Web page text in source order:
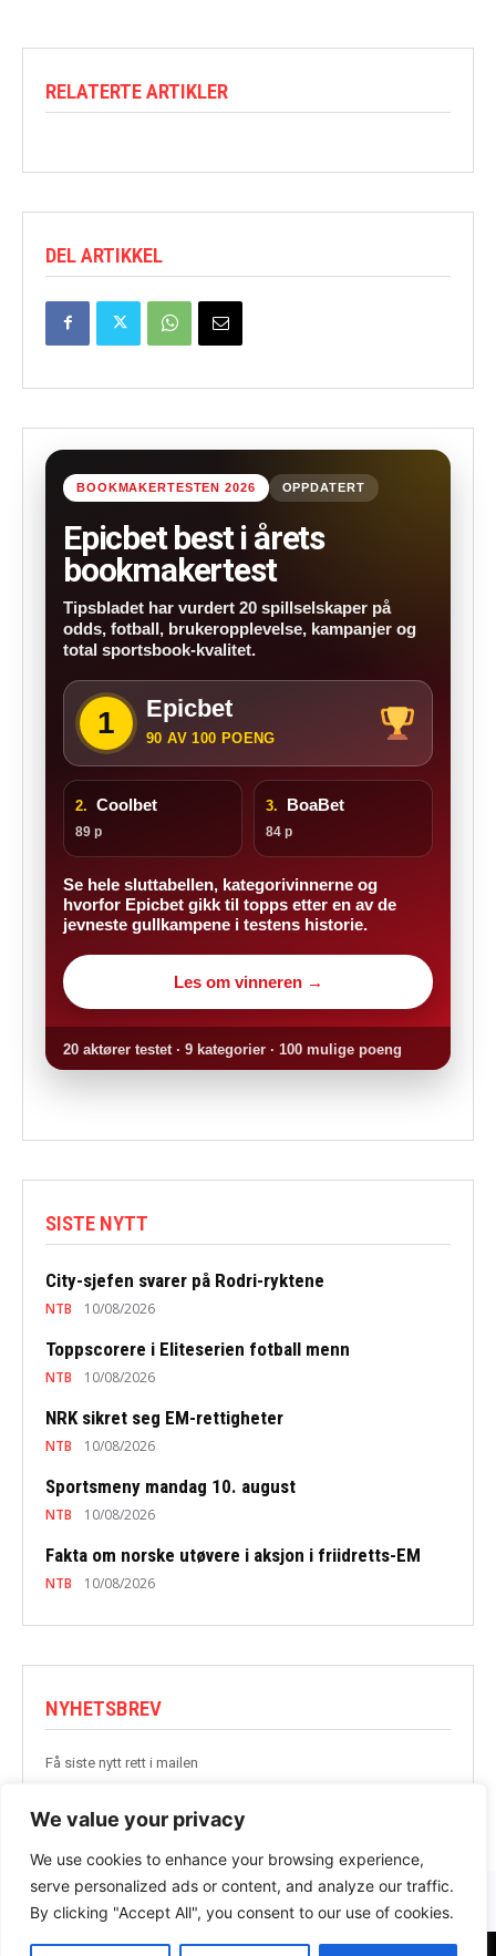
We value your privacy
We use cookies to enhance your browsing experience,
serve personalized ads or content, and analyze our traffic.
By clicking "Accept All", you consent to our use of cookies.
RELATERTE ARTIKLER
DEL ARTIKKEL
BOOKMAKERTESTEN 2026 OPPDATERT
Epicbet best i årets
bookmakertest
Tipsbladet har vurdert 20 spillselskaper på
odds, fotball, brukeropplevelse, kampanjer og
total sportsbook-kvalitet.
1 Epicbet
90 AV 100 POENG
2. Coolbet
89 p
3. BoaBet
84 p
Se hele sluttabellen, kategorivinnerne og
hvorfor Epicbet gikk til topps etter en av de
jevneste gullkampene i testens historie.
Les om vinneren →
20 aktører testet · 9 kategorier · 100 mulige poeng
SISTE NYTT
City-sjefen svarer på Rodri-ryktene
NTB 10/08/2026
Toppscorere i Eliteserien fotball menn
NTB 10/08/2026
NRK sikret seg EM-rettigheter
NTB 10/08/2026
Sportsmeny mandag 10. august
NTB 10/08/2026
Fakta om norske utøvere i aksjon i friidretts-EM
NTB 10/08/2026
NYHETSBREV
Få siste nytt rett i mailen